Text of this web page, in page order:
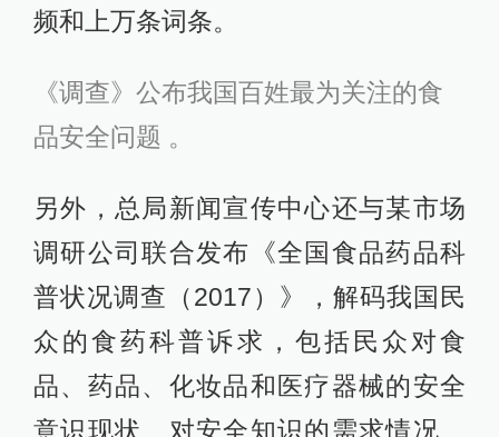
频和上万条词条。
《调查》公布我国百姓最为关注的食
品安全问题 。
另外，总局新闻宣传中心还与某市场
调研公司联合发布《全国食品药品科
普状况调查（2017）》，解码我国民
众的食药科普诉求，包括民众对食
品、药品、化妆品和医疗器械的安全
意识现状、对安全知识的需求情况、